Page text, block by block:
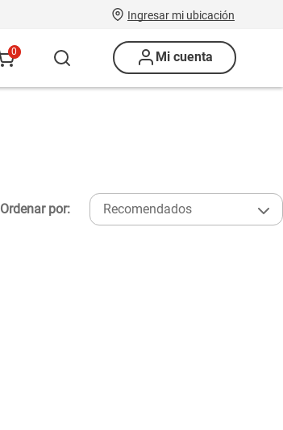
Ingresar mi ubicación
0 Mi cuenta
Ordenar por: Recomendados